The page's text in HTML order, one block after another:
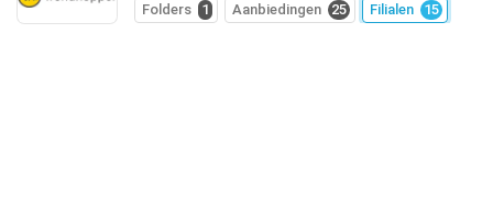
Folders 1 Aanbiedingen 25 Filialen 15